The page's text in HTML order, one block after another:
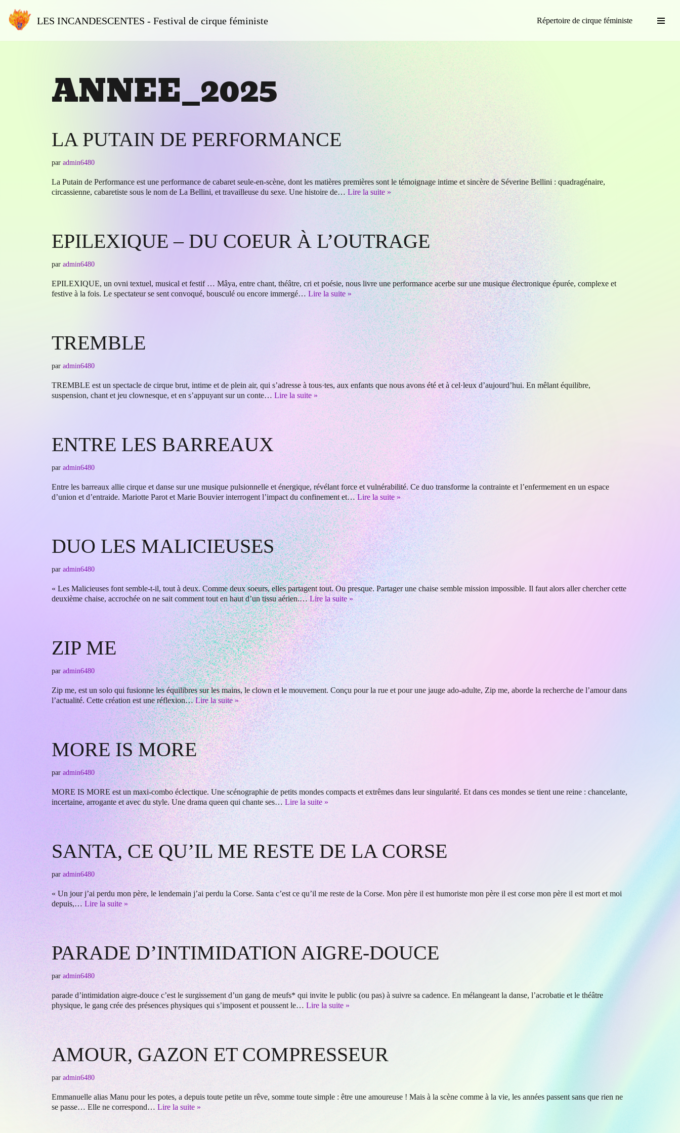
Aller
LES INCANDESCENTES - Festival de cirque féministe Répertoire de cirque féministe
ANNEE_2025
LA PUTAIN DE PERFORMANCE
par admin6480
La Putain de Performance est une performance de cabaret seule-en-scène, dont les matières premières sont le témoignage intime et sincère de Séverine Bellini : quadragénaire,
circassienne, cabaretiste sous le nom de La Bellini, et travailleuse du sexe. Une histoire de…Lire la suite »
EPILEXIQUE – DU COEUR À L’OUTRAGE
par admin6480
EPILEXIQUE, un ovni textuel, musical et festif … Mâya, entre chant, théâtre, cri et poésie, nous livre une performance acerbe sur une musique électronique épurée, complexe et
festive à la fois. Le spectateur se sent convoqué, bousculé ou encore immergé… Lire la suite »
TREMBLE
par admin6480
TREMBLE est un spectacle de cirque brut, intime et de plein air, qui s’adresse à tous·tes, aux enfants que nous avons été et à cel·leux d’aujourd’hui. En mêlant équilibre,
suspension, chant et jeu clownesque, et en s’appuyant sur un conte… Lire la suite »
ENTRE LES BARREAUX
par admin6480
Entre les barreaux allie cirque et danse sur une musique pulsionnelle et énergique, révélant force et vulnérabilité. Ce duo transforme la contrainte et l’enfermement en un espace
d’union et d’entraide. Mariotte Parot et Marie Bouvier interrogent l’impact du confinement et…Lire la suite »
DUO LES MALICIEUSES
par admin6480
« Les Malicieuses font semble-t-il, tout à deux. Comme deux soeurs, elles partagent tout. Ou presque. Partager une chaise semble mission impossible. Il faut alors aller chercher cette
deuxième chaise, accrochée on ne sait comment tout en haut d’un tissu aérien.…Lire la suite »
ZIP ME
par admin6480
Zip me, est un solo qui fusionne les équilibres sur les mains, le clown et le mouvement. Conçu pour la rue et pour une jauge ado-adulte, Zip me, aborde la recherche de l’amour dans
l’actualité. Cette création est une réflexion…Lire la suite »
MORE IS MORE
paradmin6480
MORE IS MORE est un maxi-combo éclectique. Une scénographie de petits mondes compacts et extrêmes dans leur singularité. Et dans ces mondes se tient une reine : chancelante,
incertaine, arrogante et avec du style. Une drama queen qui chante ses…Lire la suite »
SANTA, CE QU’IL ME RESTE DE LA CORSE
paradmin6480
« Un jour j’ai perdu mon père, le lendemain j’ai perdu la Corse. Santa c’est ce qu’il me reste de la Corse. Mon père il est humoriste mon père il est corse mon père il est mort et moi
depuis,…Lire la suite »
PARADE D’INTIMIDATION AIGRE-DOUCE
paradmin6480
parade d’intimidation aigre-douce c’est le surgissement d’un gang de meufs* qui invite le public (ou pas) à suivre sa cadence. En mélangeant la danse, l’acrobatie et le théâtre
physique, le gang crée des présences physiques qui s’imposent et poussent le… Lire la suite »
AMOUR, GAZON ET COMPRESSEUR
par admin6480
Emmanuelle alias Manu pour les potes, a depuis toute petite un rêve, somme toute simple : être une amoureuse ! Mais à la scène comme à la vie, les années passent sans que rien ne
se passe… Elle ne correspond… Lire la suite »